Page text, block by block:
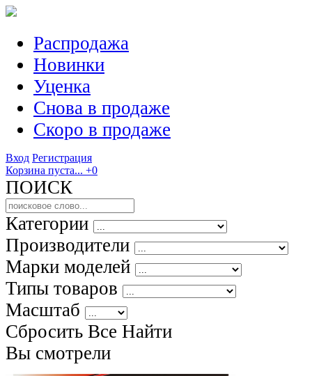
Распродажа
Новинки
Уценка
Снова в продаже
Скоро в продаже
Вход Регистрация
Корзина пуста... +0
ПОИСК
Категории
Производители
Марки моделей
Типы товаров
Масштаб
Сбросить Все Найти
Вы смотрели